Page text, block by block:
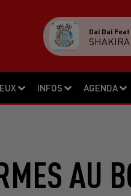
INFOS AGENDA
Dai Dai
SHAKIRA
AU